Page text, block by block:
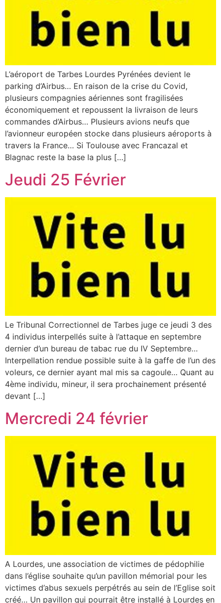
L’aéroport de Tarbes Lourdes Pyrénées devient le
parking d’Airbus… En raison de la crise du Covid,
plusieurs compagnies aériennes sont fragilisées
économiquement et repoussent la livraison de leurs
commandes d’Airbus… Plusieurs avions neufs que
l’avionneur européen stocke dans plusieurs aéroports à
travers la France… Si Toulouse avec Francazal et
Blagnac reste la base la plus […]
Jeudi 25 Février
Le Tribunal Correctionnel de Tarbes juge ce jeudi 3 des
4 individus interpellés suite à l’attaque en septembre
dernier d’un bureau de tabac rue du IV Septembre…
Interpellation rendue possible suite à la gaffe de l’un des
voleurs, ce dernier ayant mal mis sa cagoule… Quant au
4ème individu, mineur, il sera prochainement présenté
devant […]
Mercredi 24 février
A Lourdes, une association de victimes de pédophilie
dans l’église souhaite qu’un pavillon mémorial pour les
victimes d’abus sexuels perpétrés au sein de l’Eglise soit
créé… Un pavillon qui pourrait être installé à Lourdes en